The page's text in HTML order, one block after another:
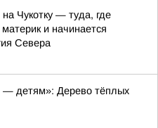
Чукотку — туда, где
и начинается
Севера
— детям»: Дерево тёплых